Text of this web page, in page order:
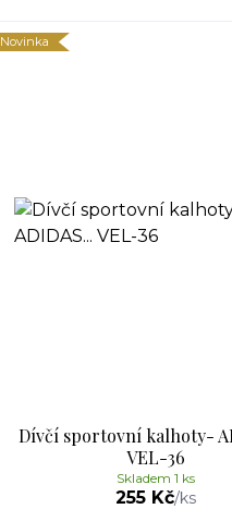
Novinka
Dívčí sportovní kalhoty-
VEL-36
255 Kč/ks
Skladem 1 ks